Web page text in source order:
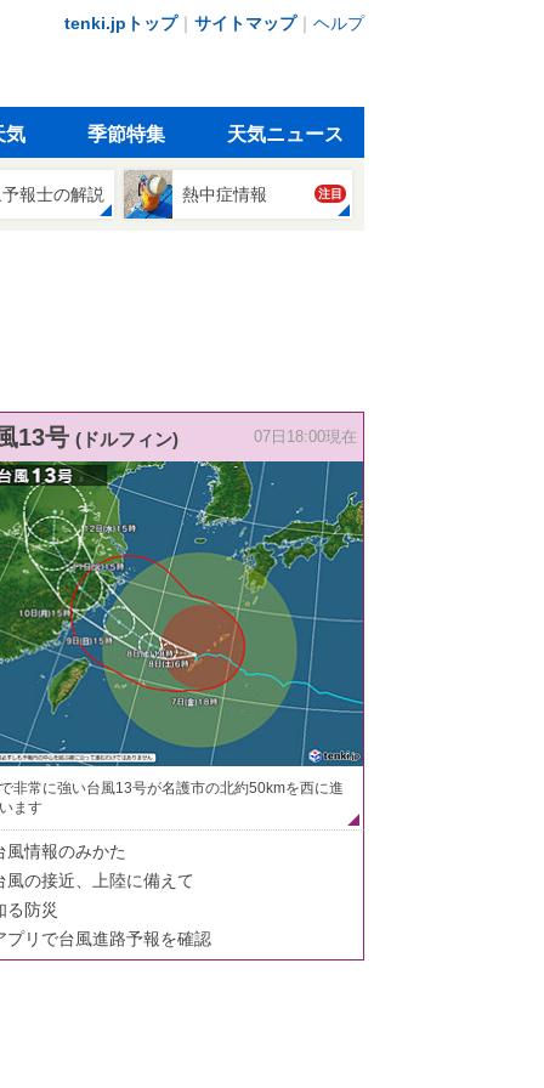
tenki.jpトップ｜ サイトマップ｜ ヘルプ
気 季節特集 天気ニュース
報士の解説 熱中症情報 注目
13号 (ドルフィン) 07日18:00現在
非常に強い台風13号が名護市の北約50kmを西に進
ます
風情報のみかた
風の接近、上陸に備えて
る防災
プリで台風進路予報を確認